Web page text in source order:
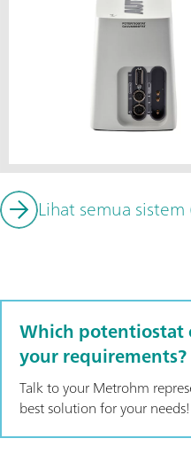
Lihat semua sistem
Which potentiostat
your requirements?
Talk to your Metrohm
best solution for your needs!